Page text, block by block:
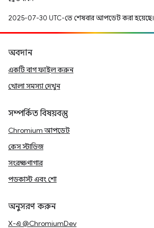
2025-07-30 UTC-তে শেষবার আপডেট করা হয়েছে।
অবদান
একটি বাগ ফাইল করুন
খোলা সমস্যা দেখুন
সম্পর্কিত বিষয়বস্তু
Chromium আপডেট
কেস স্টাডিজ
সংরক্ষণাগার
পডকাস্ট এবং শো
অনুসরণ করুন
X-এ @ChromiumDev